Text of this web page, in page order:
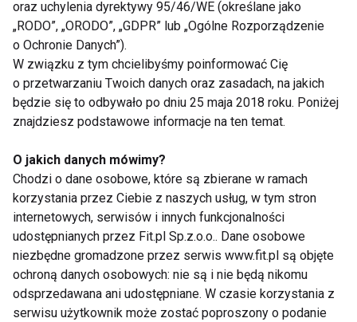
funkcjonowanie układu hormonalnego na różne
sposoby, a ostatnie badania nie zmierzyły w
odpowiedni sposób skutków zaburzeń na tle
seksualnym.Dlatego ostrzega, że codzienne
narażenie na kontakt z BPA może być związane ze
zmianami neurologicznymi i behawioralnymi.
W styczniu tego roku FDA nie była już taka pewna
braku negatywnego wpływu BPA i wzywała do
przeprowadzenia większej ilości badań, arodziców
nakłaniała do zminimalizowania kontaktu swoich
pociech z BPA. Przypomnijmy - BPA znajduje się w
wielu produktach kierowanych do dzieci i niemowląt
- butelkach, kubeczkach, pojemnikach na żywność.
oraz uchylenia dyrektywy 95/46/WE (określane jako
„RODO”, „ORODO”, „GDPR” lub „Ogólne Rozporządzenie
o Ochronie Danych”).
W związku z tym chcielibyśmy poinformować Cię
o przetwarzaniu Twoich danych oraz zasadach, na jakich
będzie się to odbywało po dniu 25 maja 2018 roku. Poniżej
znajdziesz podstawowe informacje na ten temat.
O jakich danych mówimy?
Chodzi o dane osobowe, które są zbierane w ramach
korzystania przez Ciebie z naszych usług, w tym stron
internetowych, serwisów i innych funkcjonalności
udostępnianych przez Fit.pl Sp.z.o.o.. Dane osobowe
niezbędne gromadzone przez serwis www.fit.pl są objęte
ochroną danych osobowych: nie są i nie będą nikomu
odsprzedawana ani udostępniane. W czasie korzystania z
serwisu użytkownik może zostać poproszony o podanie